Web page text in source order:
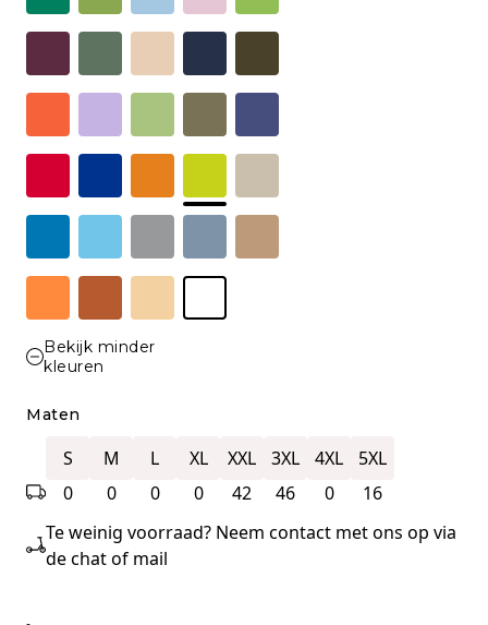
Bekijk minder
kleuren
Maten
S
0
M
0
L
0
XL
0
XXL
42
3XL
46
4XL
0
5XL
16
Te weinig voorraad? Neem contact met ons op via
de chat of mail